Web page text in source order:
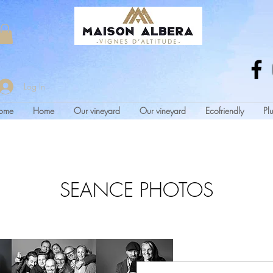
Log In
Home Our vineyard Our vineyard Ecofriendly
SEANCE PHOTOS